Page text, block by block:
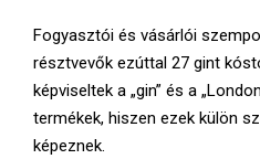
Fogyasztói és vásárlói
résztvevők ezúttal 27 gint
képviseltek a „gin” és a
termékek, hiszen ezek külön
képeznek.